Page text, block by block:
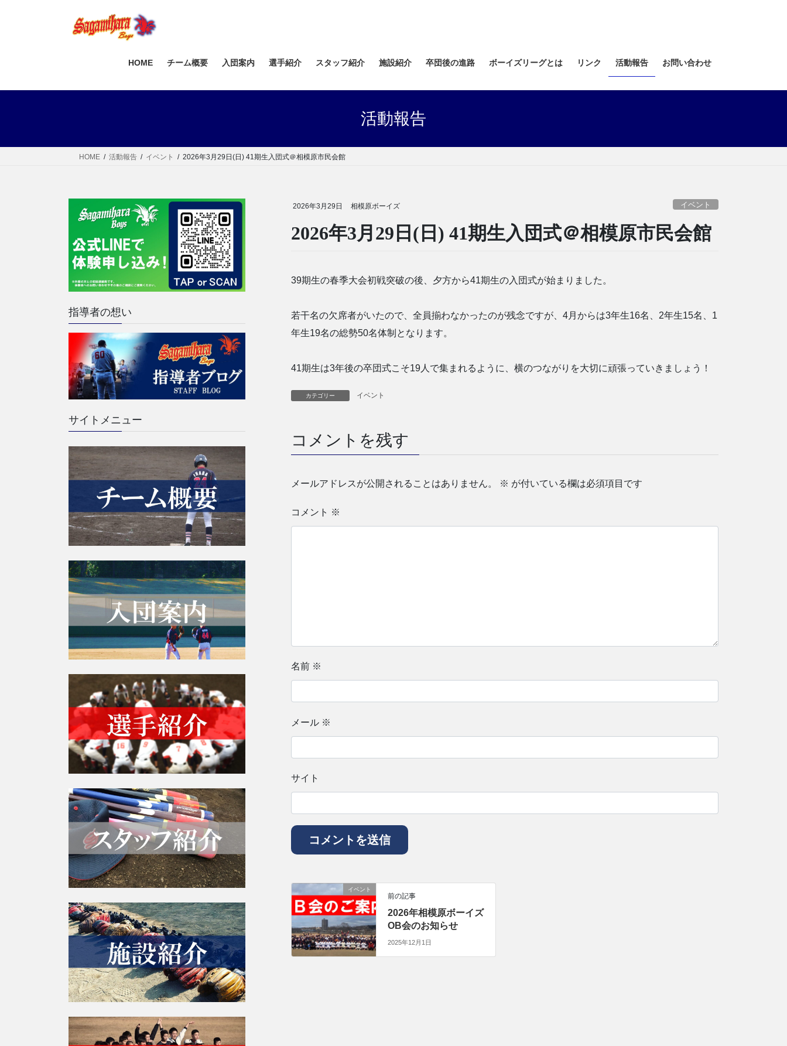
ス
ン
HOME チーム概要 入団案内 選手紹介 スタッフ紹介 施設紹介 卒団後の進路 ボーイズリーグとは リンク 活動報告 お問い合わせ
活動報告
HOME 活動報告 イベント 2026年3月29日(日) 41期生入団式＠相模原市民会館
2026年3月29日 相模原ボーイズ イベント
2026年3月29日(日) 41期生入団式＠相模原市民会館
39期生の春季大会初戦突破の後、夕方から41期生の入団式が始まりました。
若干名の欠席者がいたので、全員揃わなかったのが残念ですが、4月からは3年生16名、2年生15名、1
年生19名の総勢50名体制となります。
41期生は3年後の卒団式こそ19人で集まれるように、横のつながりを大切に頑張っていきましょう！
カテゴリー イベント
コメントを残す
メールアドレスが公開されることはありません。 ※ が付いている欄は必須項目です
コメント ※
名前 ※
メール ※
サイト
イベント
前の記事
2026年相模原ボーイズ
OB会のお知らせ
2025年12月1日
指導者の想い
サイトメニュー